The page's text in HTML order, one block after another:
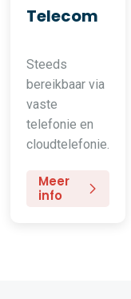
Telecom
Steeds
bereikbaar via
vaste
telefonie en
cloudtelefonie.
Meer
info